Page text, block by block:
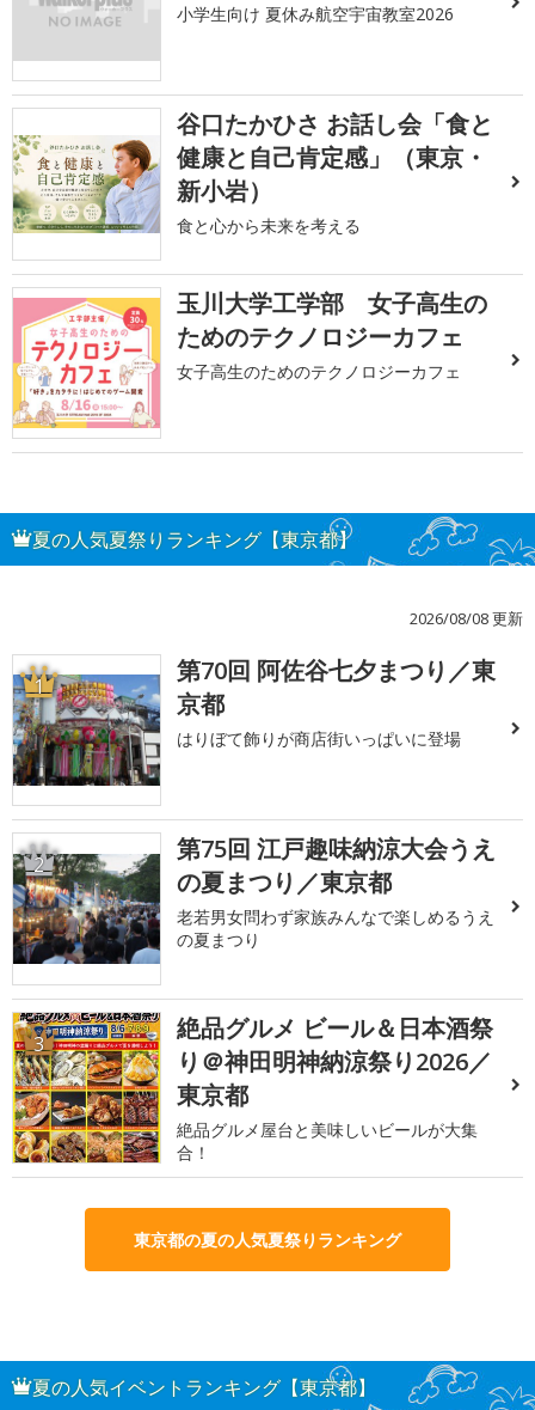
小学生向け 夏休み航空宇宙教室2026
谷口たかひさ お話し会「食と
健康と自己肯定感」（東京・
新小岩）
食と心から未来を考える
玉川大学工学部 女子高生の
ためのテクノロジーカフェ
女子高生のためのテクノロジーカフェ
夏の人気夏祭りランキング【東京都】
2026/08/08 更新
1
第70回 阿佐谷七夕まつり／東
京都
はりぼて飾りが商店街いっぱいに登場
2
第75回 江戸趣味納涼大会うえ
の夏まつり／東京都
老若男女問わず家族みんなで楽しめるうえ
の夏まつり
3
絶品グルメ ビール＆日本酒祭
り＠神田明神納涼祭り2026／
東京都
絶品グルメ屋台と美味しいビールが大集
合！
東京都の夏の人気夏祭りランキング
夏の人気イベントランキング【東京都】